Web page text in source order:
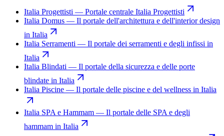
Italia Progettisti — Portale centrale Italia Progettisti
Italia Domus — Il portale dell'architettura e dell'interior design
in Italia
Italia Serramenti — Il portale dei serramenti e degli infissi in
Italia
Italia Blindati — Il portale della sicurezza e delle porte
blindate in Italia
Italia Piscine — Il portale delle piscine e del wellness in Italia
Italia SPA e Hammam — Il portale delle SPA e degli
hammam in Italia